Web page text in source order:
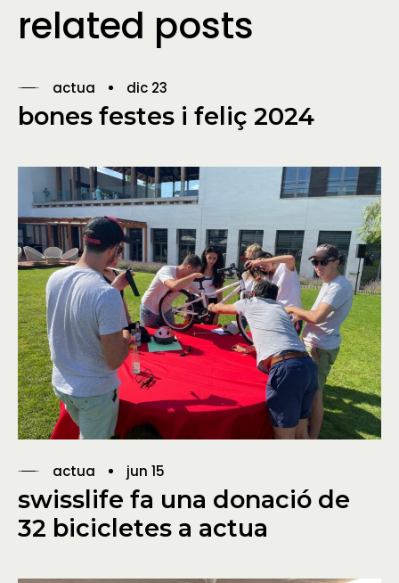
related posts
actua dic 23
bones festes i feliç 2024
actua jun 15
swisslife fa una donació de
32 bicicletes a actua